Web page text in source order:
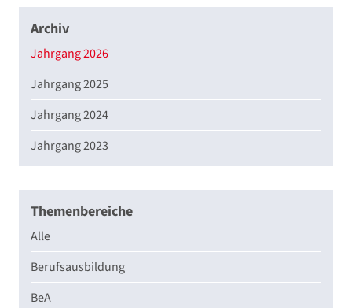
Archiv
Jahrgang 2026
Jahrgang 2025
Jahrgang 2024
Jahrgang 2023
Themenbereiche
Alle
Berufsausbildung
BeA